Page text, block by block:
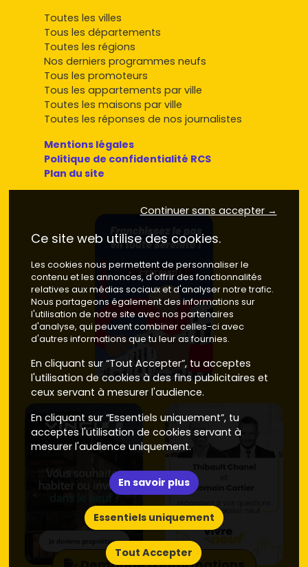
Toutes les villes
Tous les départements
Toutes les régions
Nos derniers programmes neufs
Tous les promoteurs
Tous les appartements par ville
Toutes les maisons par ville
Toutes les réponses de nos journalistes
Mentions légales
Politique de confidentialité RCS
Plan du site
Continuer sans accepter →
Ce site web utilise des cookies.
Les cookies nous permettent de personnaliser le
contenu et les annonces, d'offrir des fonctionnalités
relatives aux médias sociaux et d'analyser notre trafic.
Nous partageons également des informations sur
l'utilisation de notre site avec nos partenaires
d'analyse, qui peuvent combiner celles-ci avec
d'autres informations que tu leur as fournies.
En cliquant sur “Tout Accepter”, tu acceptes
l'utilisation de cookies à des fins publicitaires et
ceux servant à mesurer l'audience.
En cliquant sur “Essentiels uniquement”, tu
acceptes l'utilisation de cookies servant à
mesurer l'audience uniquement.
En savoir plus
Essentiels uniquement
Tout Accepter